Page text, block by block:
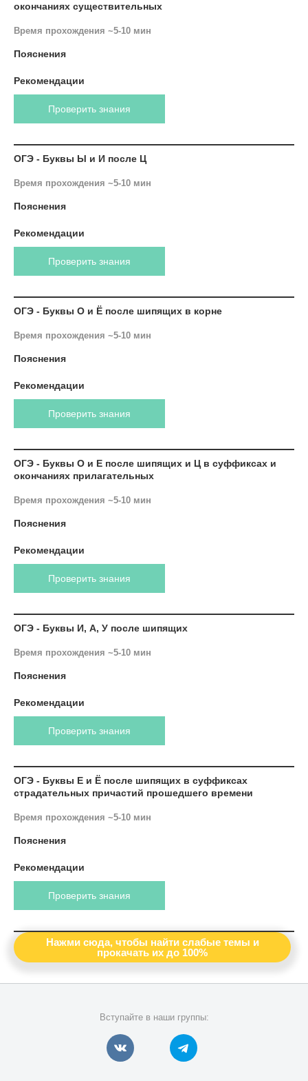
окончаниях существительных
Время прохождения ~5-10 мин
Пояснения
Рекомендации
Проверить знания
ОГЭ - Буквы Ы и И после Ц
Время прохождения ~5-10 мин
Пояснения
Рекомендации
Проверить знания
ОГЭ - Буквы О и Ё после шипящих в корне
Время прохождения ~5-10 мин
Пояснения
Рекомендации
Проверить знания
ОГЭ - Буквы О и Е после шипящих и Ц в суффиксах и
окончаниях прилагательных
Время прохождения ~5-10 мин
Пояснения
Рекомендации
Проверить знания
ОГЭ - Буквы И, А, У после шипящих
Время прохождения ~5-10 мин
Пояснения
Рекомендации
Проверить знания
ОГЭ - Буквы Е и Ё после шипящих в суффиксах
страдательных причастий прошедшего времени
Время прохождения ~5-10 мин
Пояснения
Рекомендации
Проверить знания
Нажми сюда, чтобы найти слабые темы и
прокачать их до 100%
Вступайте в наши группы: